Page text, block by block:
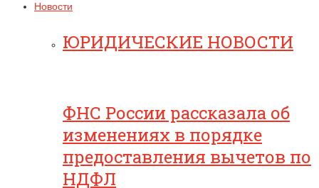
Новости
ЮРИДИЧЕСКИЕ НОВОСТИ
ФНС России рассказала об
изменениях в порядке
предоставления вычетов по
НДФЛ